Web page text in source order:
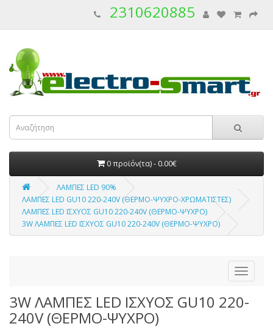
2310620885
0 προϊόν(τα) - 0.00€
ΛΑΜΠΕΣ LED 90%
ΛΑΜΠΕΣ LED GU10 220-240V (ΘΕΡΜΟ-ΨΥΧΡΟ-ΧΡΩΜΑΤΙΣΤΕΣ)
ΛΑΜΠΕΣ LED ΙΣΧΥΟΣ GU10 220-240V (ΘΕΡΜΟ-ΨΥΧΡΟ)
3W ΛΑΜΠΕΣ LED ΙΣΧΥΟΣ GU10 220-240V (ΘΕΡΜΟ-ΨΥΧΡΟ)
3W ΛΑΜΠΕΣ LED ΙΣΧΥΟΣ GU10 220-
240V (ΘΕΡΜΟ-ΨΥΧΡΟ)